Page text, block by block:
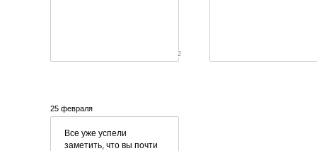
2
25 февраля
Все уже успели
заметить, что вы почти